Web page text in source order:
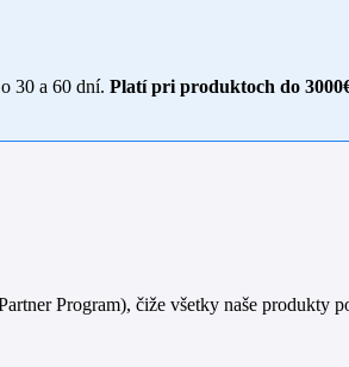
30 a 60 dní. Platí pri produktoch do
Program), čiže všetky naše